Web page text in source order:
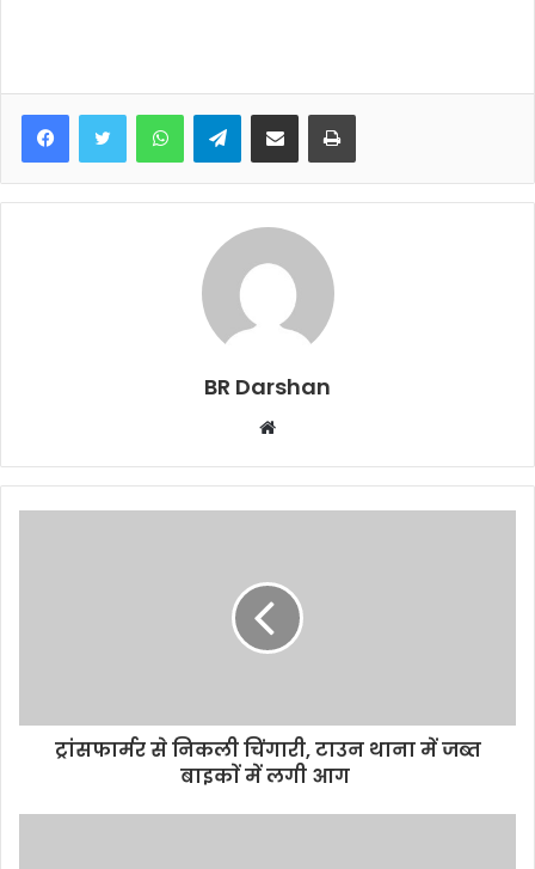
Telegram
BR Darshan
b
s
e
ट्रांसफार्मर से निकली चिंगारी, टाउन थाना में जब्त
बाइकाें में लगी आग